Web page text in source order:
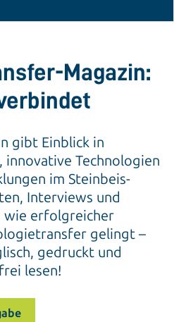
Magazin:
gibt Einblick in
innovative Technologien
im Steinbeis-
Interviews und
wie erfolgreicher
gelingt –
gedruckt und
lesen!